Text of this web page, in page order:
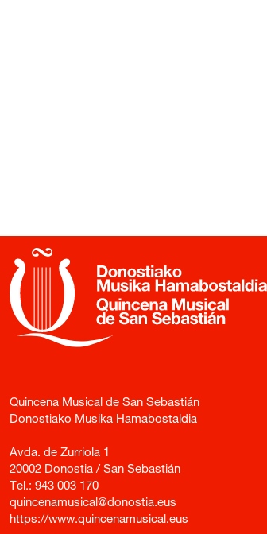
Quincena Musical de San Sebastián
Donostiako Musika Hamabostaldia
Avda. de Zurriola 1
20002 Donostia / San Sebastián
Tel.: 943 003 170
quincenamusical@donostia.eus
https://www.quincenamusical.eus